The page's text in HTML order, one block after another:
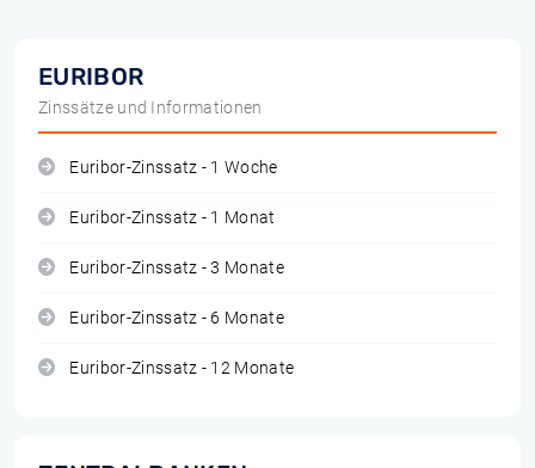
EURIBOR
Zinssätze und Informationen
Euribor-Zinssatz - 1 Woche
Euribor-Zinssatz - 1 Monat
Euribor-Zinssatz - 3 Monate
Euribor-Zinssatz - 6 Monate
Euribor-Zinssatz - 12 Monate